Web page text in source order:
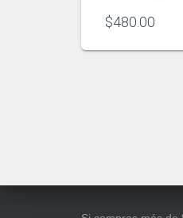
$480.00